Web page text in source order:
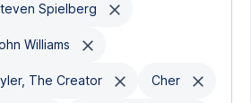
Spielberg
Williams
The Creator Cher